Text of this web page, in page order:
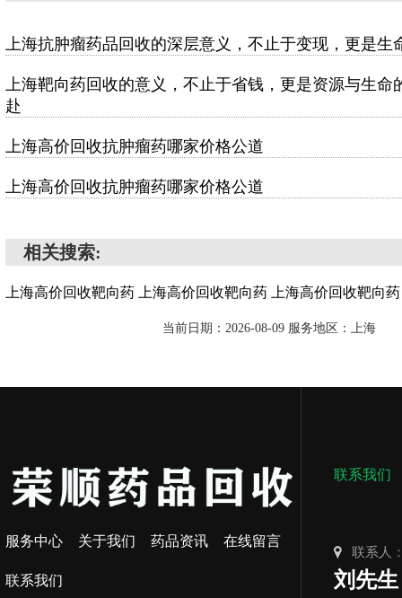
上海抗肿瘤药品回收的深层意义，不止于变现，更是生
上海靶向药回收的意义，不止于省钱，更是资源与生命
赴
上海高价回收抗肿瘤药哪家价格公道
上海高价回收抗肿瘤药哪家价格公道
相关搜索:
上海高价回收靶向药 上海高价回收靶向药 上海高价回收靶向药
当前日期：2026-08-09 服务地区：上海
服务中心 关于我们 药品资讯 在线留言
联系我们
联系我们
联系人
刘先生